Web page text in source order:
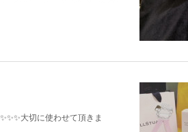
大切に使わせて頂きま